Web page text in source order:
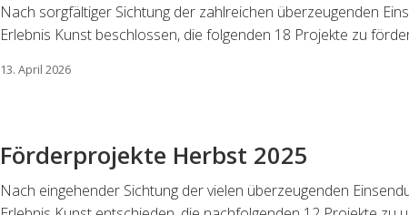
Nach sorgfältiger Sichtung der zahlreichen überzeugenden
Erlebnis Kunst beschlossen, die folgenden 18 Projekte zu
13. April 2026
Förderprojekte Herbst 2025
Nach eingehender Sichtung der vielen überzeugenden